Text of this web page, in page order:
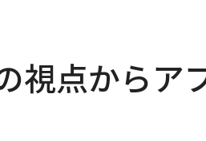
視点からア